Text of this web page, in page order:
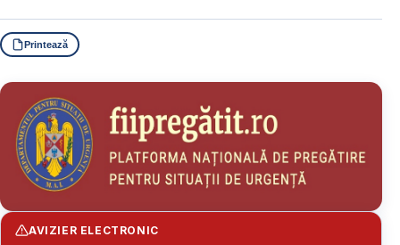
Printează
AVIZIER ELECTRONIC